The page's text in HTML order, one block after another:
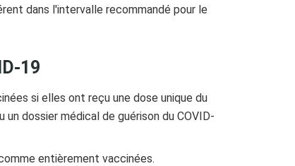
dans l'intervalle recommandé pour le
19
si elles ont reçu une dose unique du
dossier médical de guérison du COVID-
entièrement vaccinées.